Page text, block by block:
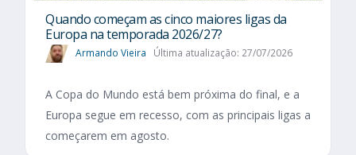
Quando começam as cinco maiores ligas da
Europa na temporada 2026/27?
Armando Vieira Última atualização: 27/07/2026
A Copa do Mundo está bem próxima do final, e a
Europa segue em recesso, com as principais ligas a
começarem em agosto.